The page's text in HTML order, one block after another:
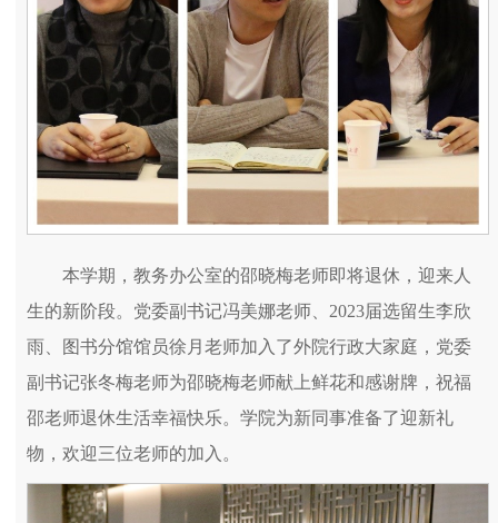
本学期，教务办公室的邵晓梅老师即将退休，迎来人
生的新阶段。党委副书记冯美娜老师、2023届选留生李欣
雨、图书分馆馆员徐月老师加入了外院行政大家庭，党委
副书记张冬梅老师为邵晓梅老师献上鲜花和感谢牌，祝福
邵老师退休生活幸福快乐。学院为新同事准备了迎新礼
物，欢迎三位老师的加入。